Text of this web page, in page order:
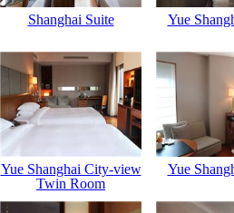
Shanghai Suite Yue
Yue Shanghai City-view
Twin Room
Yue